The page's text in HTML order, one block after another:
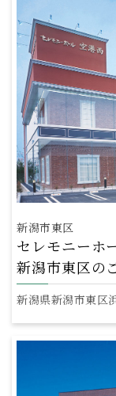
新潟市東区
セレモニーホ
新潟市東区の
新潟県新潟市東区